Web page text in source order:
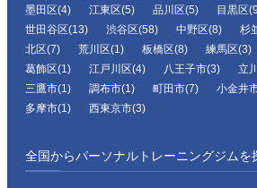
墨田区(4)
江東区(5) 品川区(5) 目黒区
世田谷区(13)
渋谷区(58) 中野区(8) 杉
北区(7)
荒川区(1) 板橋区(8) 練馬区(3)
葛飾区(1)
江戸川区(4) 八王子市(3) 立
三鷹市(1)
調布市(1) 町田市(7) 小金井
多摩市(1)
西東京市(3)
全国からパーソナルトレーニングジムを